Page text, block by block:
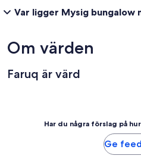
Var ligger Mysig bungalow
Om värden
Faruq är värd
Har du några förslag på
Ge